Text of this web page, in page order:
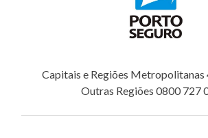
Capitais e Regiões
Outras Regiões 0800 727